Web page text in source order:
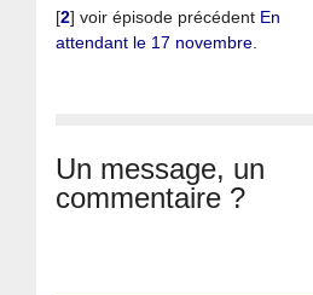
[2]voir épisode précédent En
attendant le 17 novembre.
Un message, un
commentaire ?